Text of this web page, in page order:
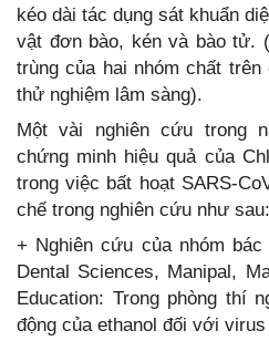
kéo dài tác dụng sát khuẩn
vật đơn bào, kén và bào tử.
trùng của hai nhóm chất
thử nghiệm lâm sàng).
Một vài nghiên cứu trong
chứng minh hiệu quả của
trong việc bất hoạt SARS-
chế trong nghiên cứu như sau:
+ Nghiên cứu của nhóm
Dental Sciences, Manipal,
Education: Trong phòng thí
động của ethanol đối với